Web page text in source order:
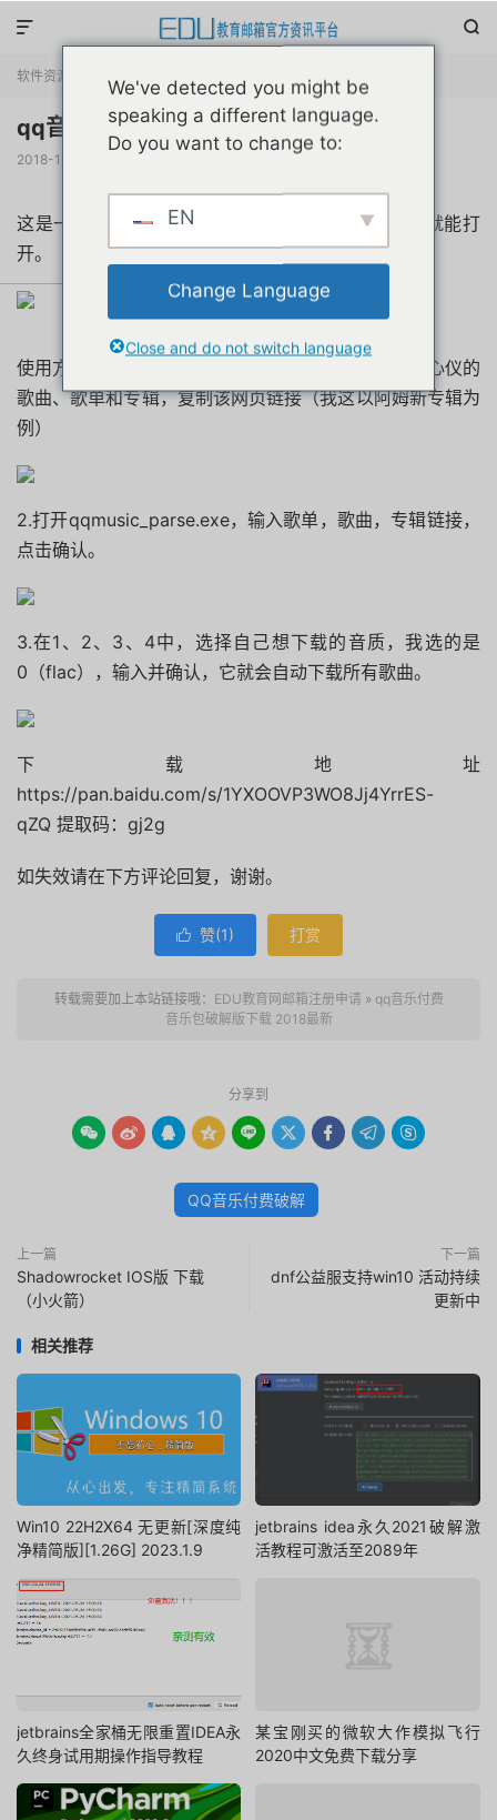


软件资源 正文
qq音乐付费音乐包破解版下载 2018最新
2018-11-04 3062 )
这是一个qq音乐解析类的软件，不需要安装，直接就能打
开。
使用方法1.在浏览器上打开QQ音乐网页版，找到自己心仪的
歌曲、歌单和专辑，复制该网页链接（我这以阿姆新专辑为
例）
2.打开qqmusic_parse.exe，输入歌单，歌曲，专辑链接，
点击确认。
3.在1、2、3、4中，选择自己想下载的音质，我选的是
0（flac），输入并确认，它就会自动下载所有歌曲。
下载地址
https://pan.baidu.com/s/1YXOOVP3WO8Jj4YrrES-
qZQ 提取码：gj2g
如失效请在下方评论回复，谢谢。
 赞(1) 打赏
转载需要加上本站链接哦： EDU教育网邮箱注册申请 » qq音乐付费
音乐包破解版下载 2018最新
分享到
        
QQ音乐付费破解
上一篇
Shadowrocket IOS版 下载
（小火箭）
下一篇
dnf公益服支持win10 活动持续
更新中
相关推荐
Win10 22H2X64 无更新[深度纯
净精简版][1.26G] 2023.1.9
jetbrains idea永久2021破解激
活教程可激活至2089年
jetbrains全家桶无限重置IDEA永
久终身试用期操作指导教程
某宝刚买的微软大作模拟飞行
2020中文免费下载分享
We've detected you might be
speaking a different language.
Do you want to change to:
EN
Change Language
Close and do not switch language